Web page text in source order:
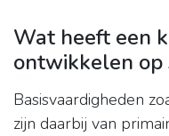
Wat heeft een
ontwikkelen op
Basisvaardigheden
zijn daarbij van